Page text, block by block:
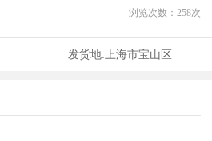
浏览次数： 258次
发货地: 上海市宝山区